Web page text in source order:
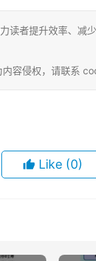
读者提升效率、减
容侵权，请联系
Like (0)